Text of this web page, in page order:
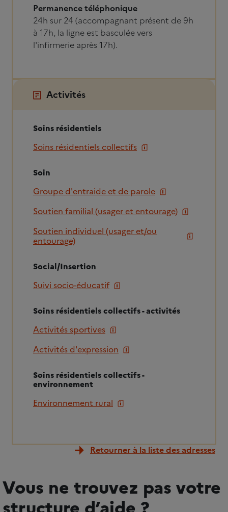
Permanence téléphonique
24h sur 24 (accompagnant présent de 9h
à 17h, la ligne est basculée vers
l'infirmerie après 17h).
Activités
Soins résidentiels
Soins résidentiels collectifs
Soin
Groupe d'entraide et de parole
Soutien familial (usager et entourage)
Soutien individuel (usager et/ou
entourage)
Social/Insertion
Suivi socio-éducatif
Soins résidentiels collectifs - activités
Activités sportives
Activités d'expression
Soins résidentiels collectifs -
environnement
Environnement rural
Retourner à la liste des adresses
Vous ne trouvez pas votre
structure d’aide ?